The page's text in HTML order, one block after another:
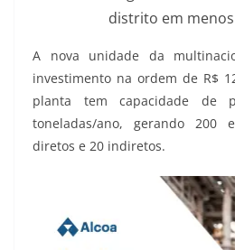
distrito em
A nova unidade da
investimento na ordem de R$
planta tem capacidade de
toneladas/ano, gerando 200
diretos e 20 indiretos.